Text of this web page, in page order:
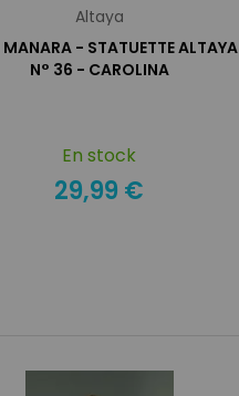
Altaya
- STATUETTE ALTAYA
N° 36 - CAROLINA
En stock
29,99 €